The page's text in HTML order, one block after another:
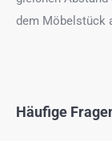
dem Möbelstück
Häufige